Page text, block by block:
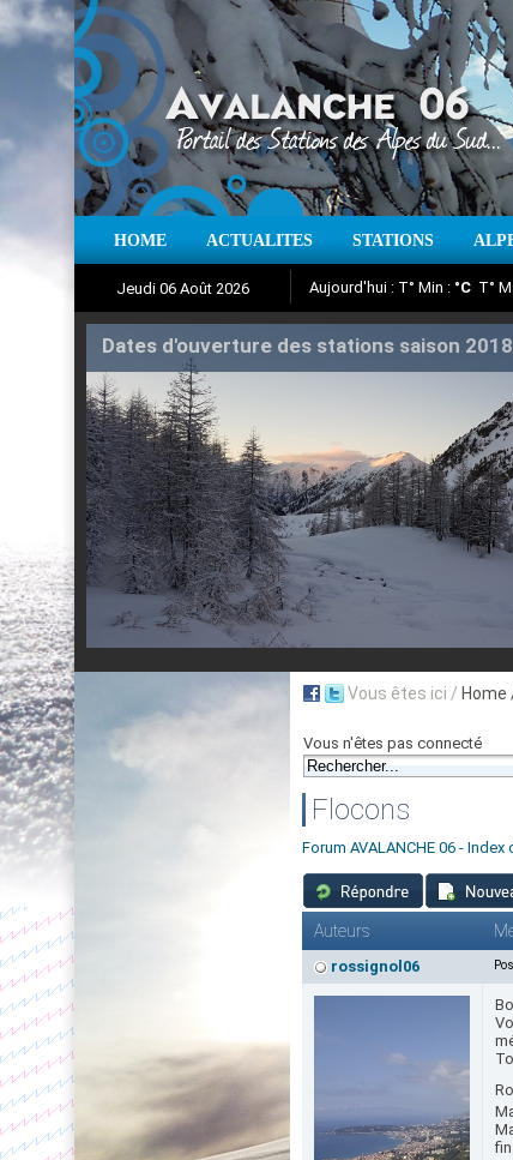
HOME ACTUALITES STATIONS
Jeudi 06 Août 2026
Aujourd'hui : T° Min :°CT°
Iso à 0° :mNeige sur 12
Suivez en direct l'actualité
Vous êtes ici / Home
Vous n'êtes pas connecté
Flocons
Forum AVALANCHE 06 - Index
Auteurs
rossignol06